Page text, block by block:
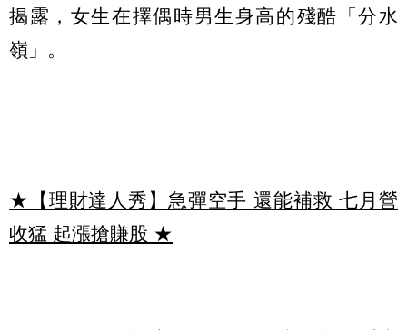
揭露，女生在擇偶時男生身高的殘酷「分水
嶺」。
★【理財達人秀】急彈空手 還能補救 七月營
收猛 起漲搶賺股 ★